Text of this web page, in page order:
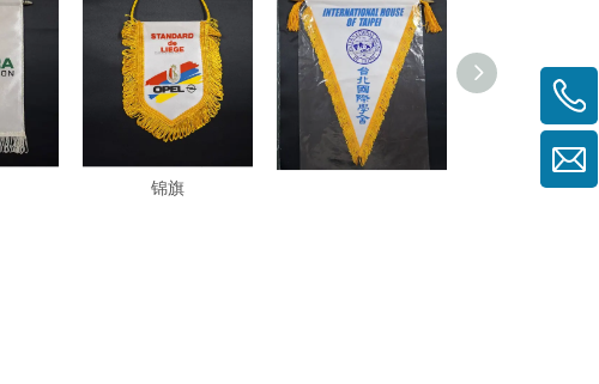
绳锦旗
锦旗
B2511-F 三角穗边锦旗 万国手摇旗整